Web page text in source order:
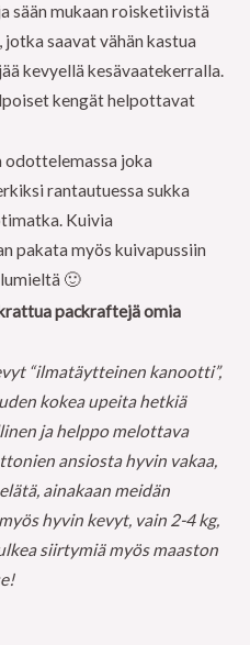
sään mukaan roisketiivistä
saavat vähän kastua
kevyellä kesävaatekerralla.
kengät helpottavat
joka
rantautuessa sukka
Kuivia
pakata myös kuivapussiin
🙂
packraftejä omia
“ilmatäytteinen kanootti”,
kokea upeita hetkiä
ja helppo melottava
ansiosta hyvin vakaa,
ainakaan meidän
hyvin kevyt, vain 2-4 kg,
siirtymiä myös maaston